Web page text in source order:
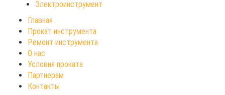
Электроинструмент
Главная
Прокат инструмента
Ремонт инструмента
О нас
Условия проката
Партнерам
Контакты